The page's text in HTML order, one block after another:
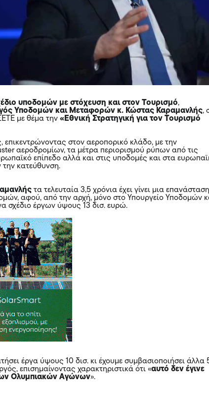
υποδομών με στόχευση και στον Τουρισμό,
Υποδομών και Μεταφορών κ. Κώστας Καραμανλής,
με θέμα την«Εθνική Στρατηγική για τον Τουρισμό
επικεντρώνοντας στον αεροπορικό κλάδο, με την
αεροδρομίων, τα μέτρα περιορισμού ρύπων από τις
επίπεδο αλλά και στις υποδομές και στα
την κατεύθυνση.
τα τελευταία 3,5 χρόνια έχει γίνει μια επανάσταση
αφού, από την αρχή, μόνο στο Υπουργείο Υποδομών
σχέδιο έργων ύψους 13 δισ. ευρώ.
έργα ύψους 10 δισ. κι έχουμε συμβασιοποιήσει άλλα
επισημαίνοντας χαρακτηριστικά ότι «αυτό δεν έγινε
Ολυμπιακών Αγώνων».